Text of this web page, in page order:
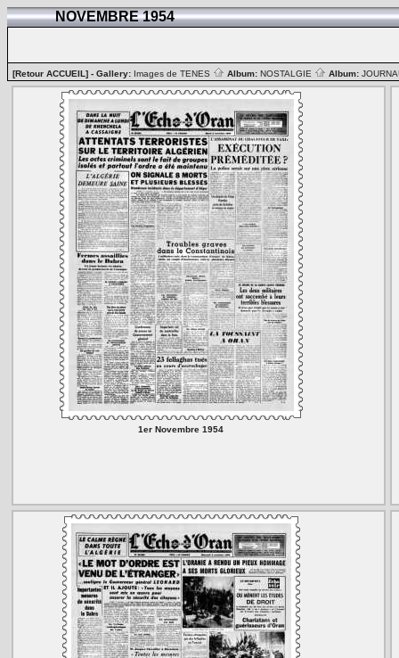
NOVEMBRE 1954
[Retour ACCUEIL] - Gallery: Images de TENES Album: NOSTALGIE Album:
1er Novembre 1954